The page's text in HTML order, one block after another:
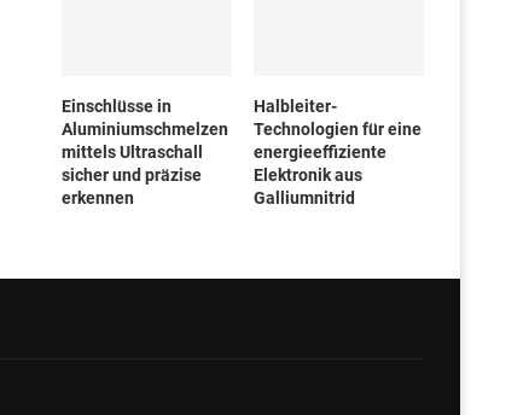
Einschlüsse in
Aluminiumschmelzen
mittels Ultraschall
sicher und präzise
erkennen
Halbleiter-
Technologien für eine
energieeffiziente
Elektronik aus
Galliumnitrid